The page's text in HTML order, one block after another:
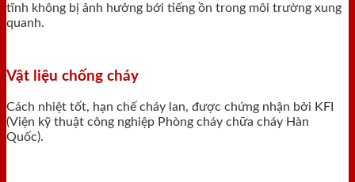
tĩnh không bị ảnh hưởng bới tiếng ồn trong môi trường xung
quanh.
Vật liệu chống cháy
Cách nhiệt tốt, hạn chế cháy lan, được chứng nhận bởi KFI
(Viện kỹ thuật công nghiệp Phòng cháy chữa cháy Hàn
Quốc).